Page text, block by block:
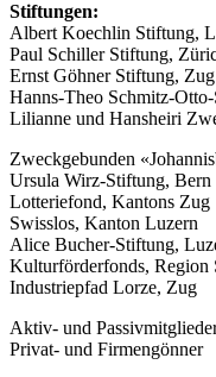
Stiftungen:
Albert Koechlin Stiftung,
Paul Schiller Stiftung,
Ernst Göhner Stiftung, Zug
Hanns-Theo Schmitz-
Lilianne und Hansheiri
Zweckgebunden
Ursula Wirz-Stiftung, Bern
Lotteriefond, Kantons Zug
Swisslos, Kanton Luzern
Alice Bucher-Stiftung,
Kulturförderfonds, Region
Industriepfad Lorze, Zug
Aktiv- und
Privat- und Firmengönner